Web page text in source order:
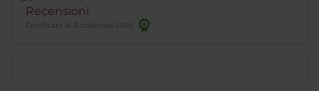
Recensioni
Certificato di Eccellenza 2025